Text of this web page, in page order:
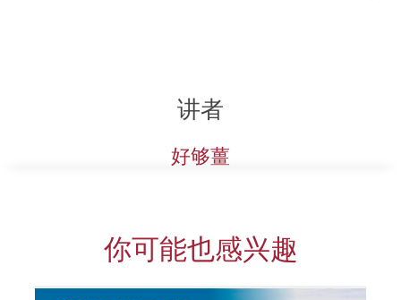
讲者
好够薑
你可能也感兴趣